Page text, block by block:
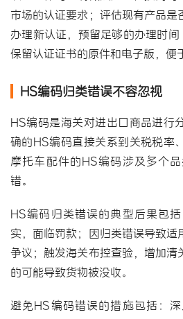
市场的认证要求；评估现有产品是
办理新认证，预留足够的办理时间
保留认证证书的原件和电子版，便
HS编码归类错误不容忽视
HS编码是海关对进出口商品进行
确的HS编码直接关系到关税税率
摩托车配件的HS编码涉及多个
错。
HS编码归类错误的典型后果包
实，面临罚款；因归类错误导致适
争议；触发海关布控查验，增加清
的可能导致货物被没收。
避免HS编码错误的措施包括：